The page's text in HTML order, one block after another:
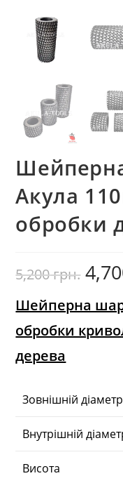
Акула
обробки
5,200грн. ціна:
5,200
грн..
Шейперна
обробки
дерева
Зовнішній діаметр
Внутрішній
Висота